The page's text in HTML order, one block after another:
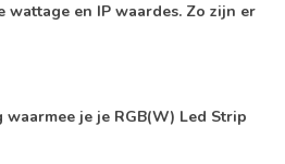
wattage en IP waardes. Zo zijn er
je je RGB(W) Led Strip